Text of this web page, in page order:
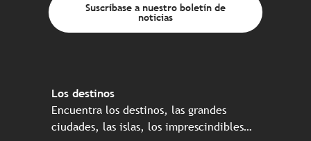
Suscríbase a nuestro boletín de
noticias
Los destinos
Encuentra los destinos, las grandes
ciudades, las islas, los imprescindibles…